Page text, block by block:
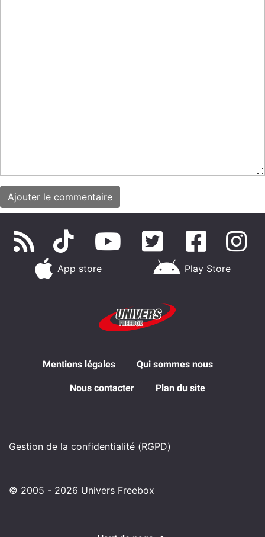
App store Play Store
Mentions légales Qui sommes nous
Nous contacter Plan du site
Gestion de la confidentialité (RGPD)
© 2005 - 2026 Univers Freebox